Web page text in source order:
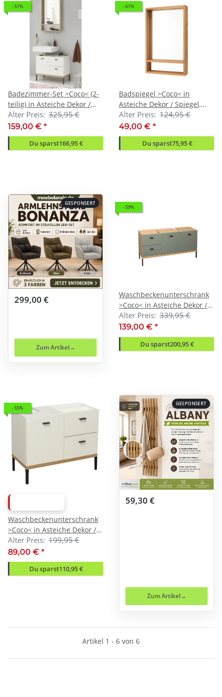
- 51%
Badezimmer-Set >Coco< (2-
teilig) in Asteiche Dekor /
weiss - 79x200x38 (BxHxT)
Alter Preis: 325,95 €
159,00 € *
Du sparst166,95 €
- 61%
Badspiegel >Coco< in
Asteiche Dekor / Spiegel,
Holzwerkstoff - 52x85x11
(BxHxT)
Alter Preis: 124,95 €
49,00 € *
Du sparst75,95 €
GESPONSERT
299,00 €
Zum Artikel
- 59%
Waschbeckenunterschrank
>Coco< in Asteiche Dekor /
pine green - 119x63x38
(BxHxT)
Alter Preis: 339,95 €
139,00 € *
Du sparst200,95 €
- 55%
Waschbeckenunterschrank
>Coco< in Asteiche Dekor /
weiss - 79x63x38 (BxHxT)
Alter Preis: 199,95 €
89,00 € *
Du sparst110,95 €
GESPONSERT
59,30 €
Zum Artikel
Artikel 1 - 6 von 6